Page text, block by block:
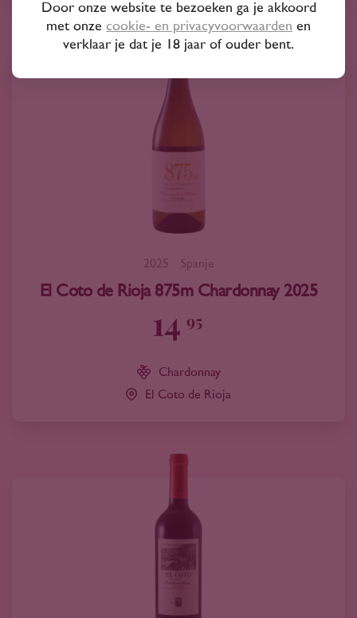
2025 Spanje
El Coto de Rioja 875m Chardonnay 2025
14 95
Chardonnay
El Coto de Rioja
Door onze website te bezoeken ga je akkoord
met onze cookie- en privacyvoorwaarden en
verklaar je dat je 18 jaar of ouder bent.